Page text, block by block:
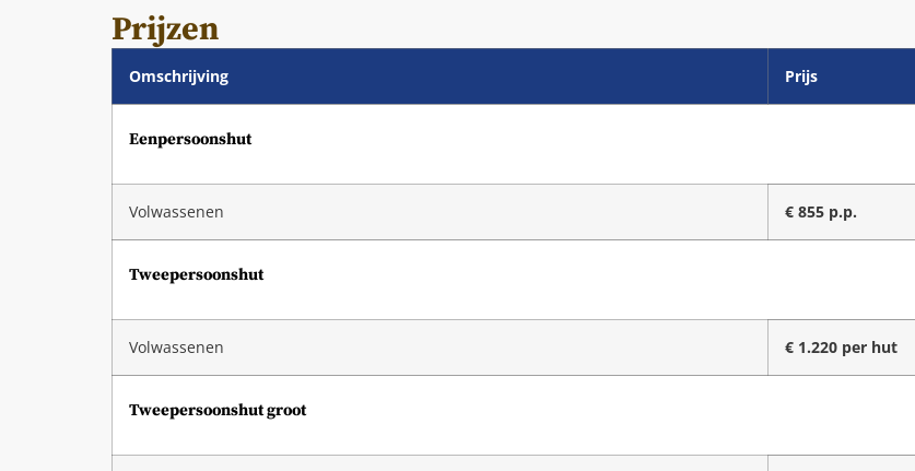
Prijzen
Omschrijving Prijs
Eenpersoonshut
Volwassenen € 855 p.p.
Tweepersoonshut
Volwassenen € 1.220 per hut
Tweepersoonshut groot